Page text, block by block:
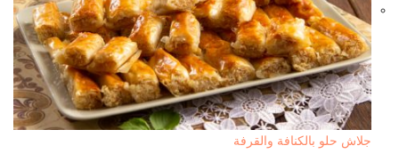
جلاش حلو بالكنافة والقرفة